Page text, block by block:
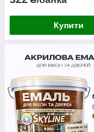
Купити